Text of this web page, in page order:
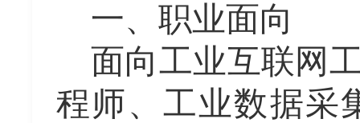
一、职业面向
面向工业互联网
程师、工业数据采